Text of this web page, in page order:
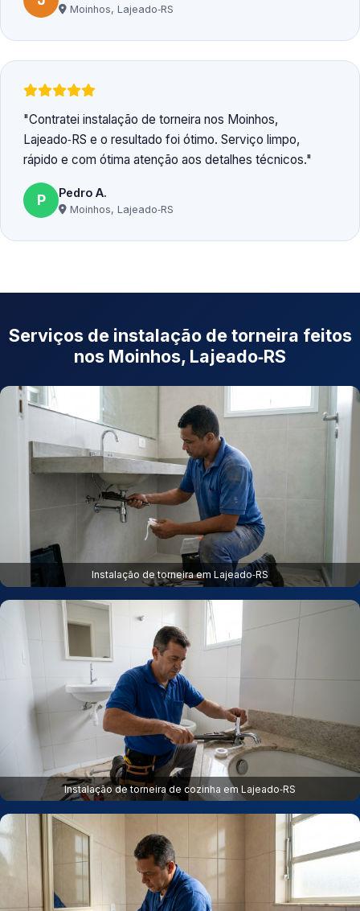
Moinhos, Lajeado‑RS
Contratei instalação de torneira nos Moinhos,
Lajeado‑RS e o resultado foi ótimo. Serviço limpo,
rápido e com ótima atenção aos detalhes técnicos.
P Pedro A.
Moinhos, Lajeado‑RS
Serviços de instalação de torneira feitos
nos Moinhos, Lajeado‑RS
Instalação de torneira em Lajeado‑RS
Instalação de torneira de cozinha em Lajeado‑RS